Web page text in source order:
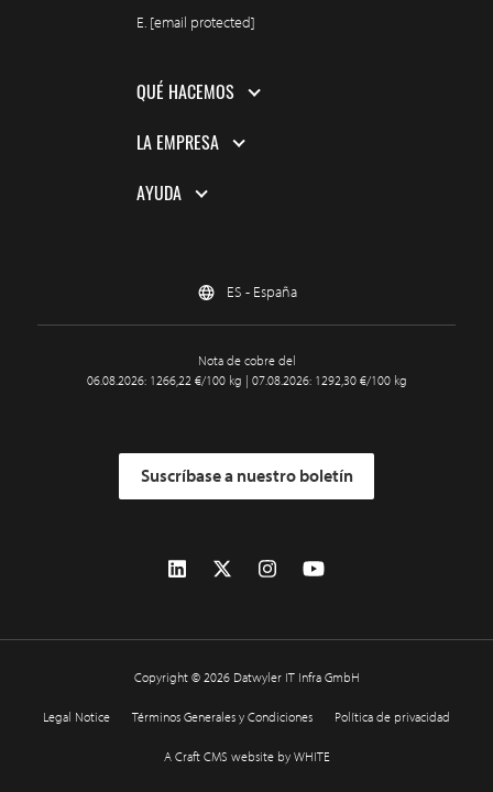
E. [email protected]
QUÉ HACEMOS
LA EMPRESA
AYUDA
ES - España
Nota de cobre del
06.08.2026: 1266,22 €/100 kg | 07.08.2026: 1292,30 €/100 kg
Suscríbase a nuestro boletín
Copyright © 2026 Datwyler IT Infra GmbH
Legal Notice Términos Generales y Condiciones Política de privacidad
A Craft CMS website by WHITE